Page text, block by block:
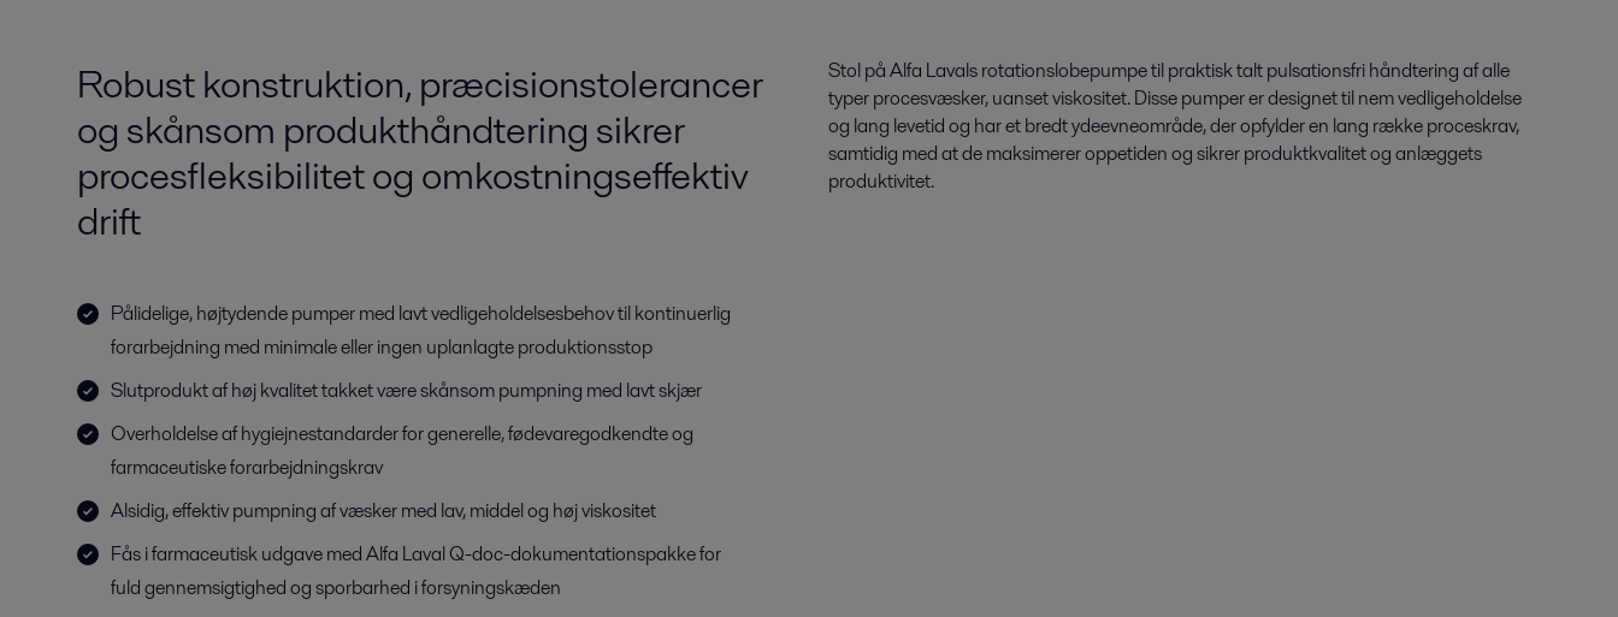
Robust konstruktion, præcisionstolerancer
og skånsom produkthåndtering sikrer
procesfleksibilitet og omkostningseffektiv
drift
Pålidelige, højtydende pumper med lavt vedligeholdelsesbehov til kontinuerlig
forarbejdning med minimale eller ingen uplanlagte produktionsstop
Slutprodukt af høj kvalitet takket være skånsom pumpning med lavt skjær
Overholdelse af hygiejnestandarder for generelle, fødevaregodkendte og
farmaceutiske forarbejdningskrav
Alsidig, effektiv pumpning af væsker med lav, middel og høj viskositet
Fås i farmaceutisk udgave med Alfa Laval Q-doc-dokumentationspakke for
fuld gennemsigtighed og sporbarhed i forsyningskæden
Stol på Alfa Lavals rotationslobepumpe til praktisk talt pulsationsfri håndtering af alle
typer procesvæsker, uanset viskositet. Disse pumper er designet til nem vedligeholdelse
og lang levetid og har et bredt ydeevneområde, der opfylder en lang række proceskrav,
samtidig med at de maksimerer oppetiden og sikrer produktkvalitet og anlæggets
produktivitet.